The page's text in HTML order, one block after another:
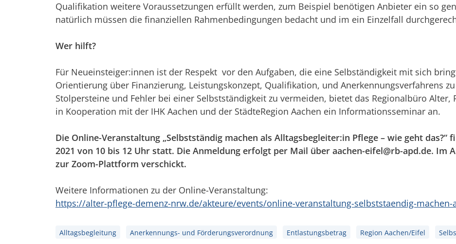
Qualifikation weitere Voraussetzungen erfüllt werden, zum Beispiel benötigen Anbieter ein so
natürlich müssen die finanziellen Rahmenbedingungen bedacht und im ein Einzelfall
Wer hilft?
Für Neueinsteiger:innen ist der Respekt vor den Aufgaben, die eine Selbständigkeit mit sich
Orientierung über Finanzierung, Leistungskonzept, Qualifikation, und Anerkennungsverfahrens
Stolpersteine und Fehler bei einer Selbstständigkeit zu vermeiden, bietet das Regionalbüro Alter,
in Kooperation mit der IHK Aachen und der StädteRegion Aachen ein Informationsseminar an.
Die Online-Veranstaltung „Selbstständig machen als Alltagsbegleiter:in Pflege – wie geht das?“
2021 von 10 bis 12 Uhr statt. Die Anmeldung erfolgt per Mail über aachen-eifel@rb-apd.de. Im
zur Zoom-Plattform verschickt.
Weitere Informationen zu der Online-Veranstaltung:
https://alter-pflege-demenz-nrw.de/akteure/events/online-veranstaltung-selbststaendig-
Alltagsbegleitung Anerkennungs- und Förderungsverordnung Entlastungsbetrag Region Aachen/Eifel